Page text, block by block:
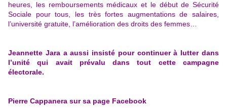
heures, les remboursements médicaux et le début de Sécurité
Sociale pour tous, les très fortes augmentations de salaires,
l’université gratuite, l’amélioration des droits des femmes…
Jeannette Jara a aussi insisté pour continuer à lutter dans
l’unité qui avait prévalu dans tout cette campagne
électorale.
Pierre Cappanera sur sa page Facebook